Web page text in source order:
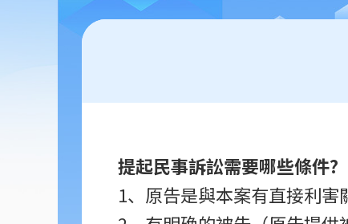
提起民事訴訟需要哪些條件?
1、原告是與本案有直接利害